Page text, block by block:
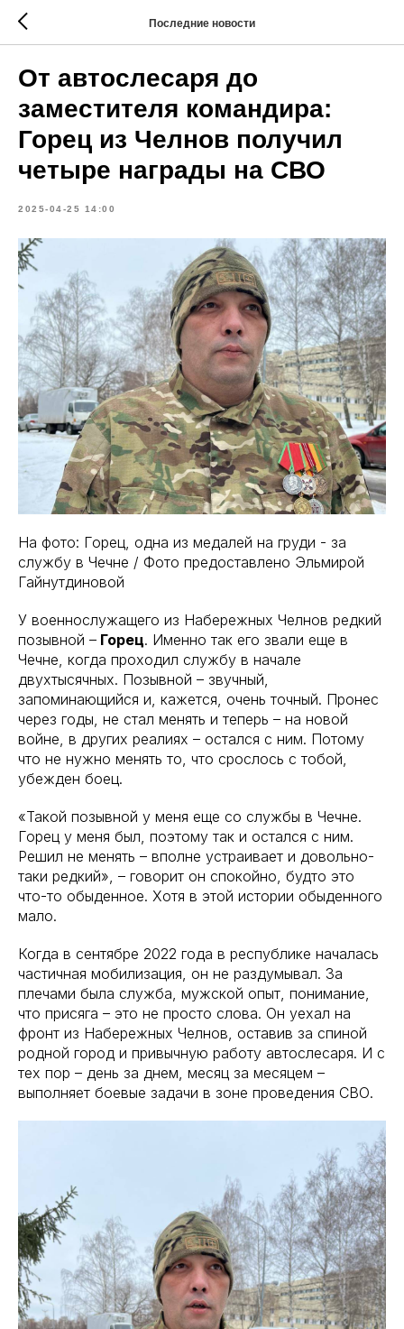
Последние новости
От автослесаря до
заместителя командира:
Горец из Челнов получил
четыре награды на СВО
2025-04-25 14:00
На фото: Горец, одна из медалей на груди - за
службу в Чечне / Фото предоставлено Эльмирой
Гайнутдиновой
У военнослужащего из Набережных Челнов редкий
позывной – Горец. Именно так его звали еще в
Чечне, когда проходил службу в начале
двухтысячных. Позывной – звучный,
запоминающийся и, кажется, очень точный. Пронес
через годы, не стал менять и теперь – на новой
войне, в других реалиях – остался с ним. Потому
что не нужно менять то, что срослось с тобой,
убежден боец.
«Такой позывной у меня еще со службы в Чечне.
Горец у меня был, поэтому так и остался с ним.
Решил не менять – вполне устраивает и довольно-
таки редкий», – говорит он спокойно, будто это
что-то обыденное. Хотя в этой истории обыденного
мало.
Когда в сентябре 2022 года в республике началась
частичная мобилизация, он не раздумывал. За
плечами была служба, мужской опыт, понимание,
что присяга – это не просто слова. Он уехал на
фронт из Набережных Челнов, оставив за спиной
родной город и привычную работу автослесаря. И с
тех пор – день за днем, месяц за месяцем –
выполняет боевые задачи в зоне проведения СВО.